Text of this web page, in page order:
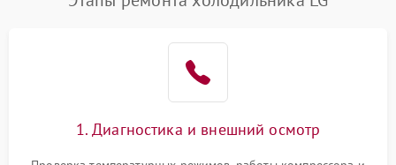
Поломка системы No Frost 2600 ₽ Подробнее →
2000 ₽ Подробнее →
1. Диагностика и внешний осмотр